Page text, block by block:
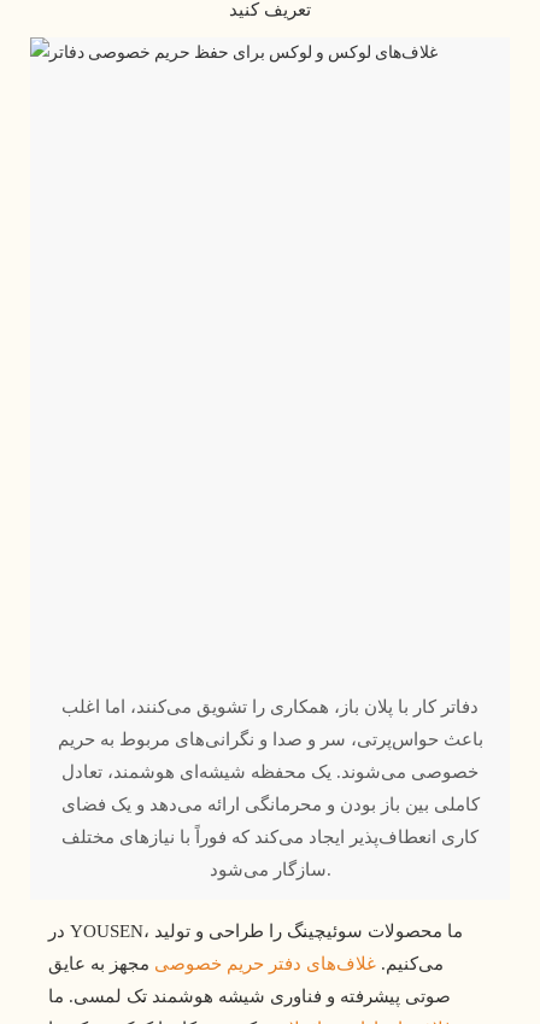
تعریف کنید
دفاتر کار با پلان باز، همکاری را تشویق می‌کنند، اما اغلب
باعث حواس‌پرتی، سر و صدا و نگرانی‌های مربوط به حریم
خصوصی می‌شوند. یک محفظه شیشه‌ای هوشمند، تعادل
کاملی بین باز بودن و محرمانگی ارائه می‌دهد و یک فضای
کاری انعطاف‌پذیر ایجاد می‌کند که فوراً با نیازهای مختلف
سازگار می‌شود.
در YOUSEN، ما محصولات سوئیچینگ را طراحی و تولید
می‌کنیم. غلاف‌های دفتر حریم خصوصی مجهز به عایق
صوتی پیشرفته و فناوری شیشه هوشمند تک لمسی. ما